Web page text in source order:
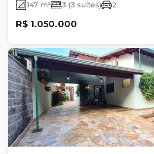
147 m² 3 (3 suítes) 2
R$ 1.050.000